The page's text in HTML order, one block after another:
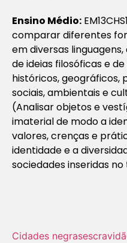
Ensino Médio:
comparar diferentes
em diversas
de ideias filosóficas e
históricos, geográficos,
sociais, ambientais e
(Analisar objetos e
imaterial de modo a
valores, crenças e
identidade e a
sociedades inseridas
Cidades negras